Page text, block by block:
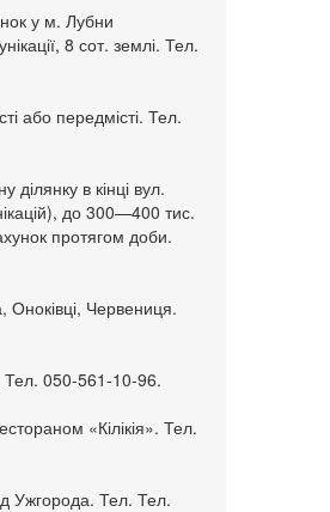
у м. Лубни
8 сот. землі. Тел.
або передмісті. Тел.
в кінці вул.
до 300—400 тис.
протягом доби.
Оноківці, Червениця.
Тел. 050-561-10-96.
«Кілікія». Тел.
Ужгорода. Тел. Тел.